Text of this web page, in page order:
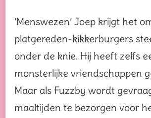
‘Menswezen’ Joep krijgt het
platgereden-kikkerburgers
onder de knie. Hij heeft zelfs
monsterlijke vriendschappen
Maar als Fuzzby wordt
maaltijden te bezorgen voor